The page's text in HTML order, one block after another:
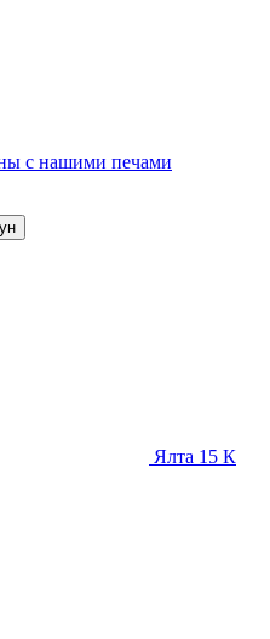
с нашими печами
Ялта 15 К